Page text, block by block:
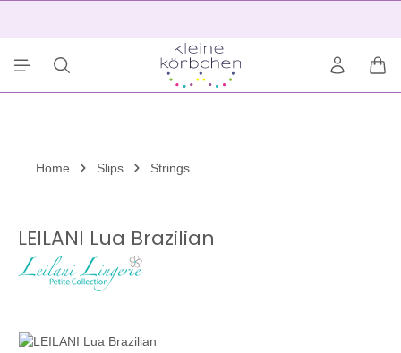
Home Slips Strings
LEILANI Lua Brazilian
Bildergalerie überspringen